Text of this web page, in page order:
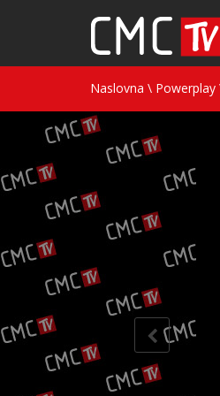
Naslovna \ Powerplay